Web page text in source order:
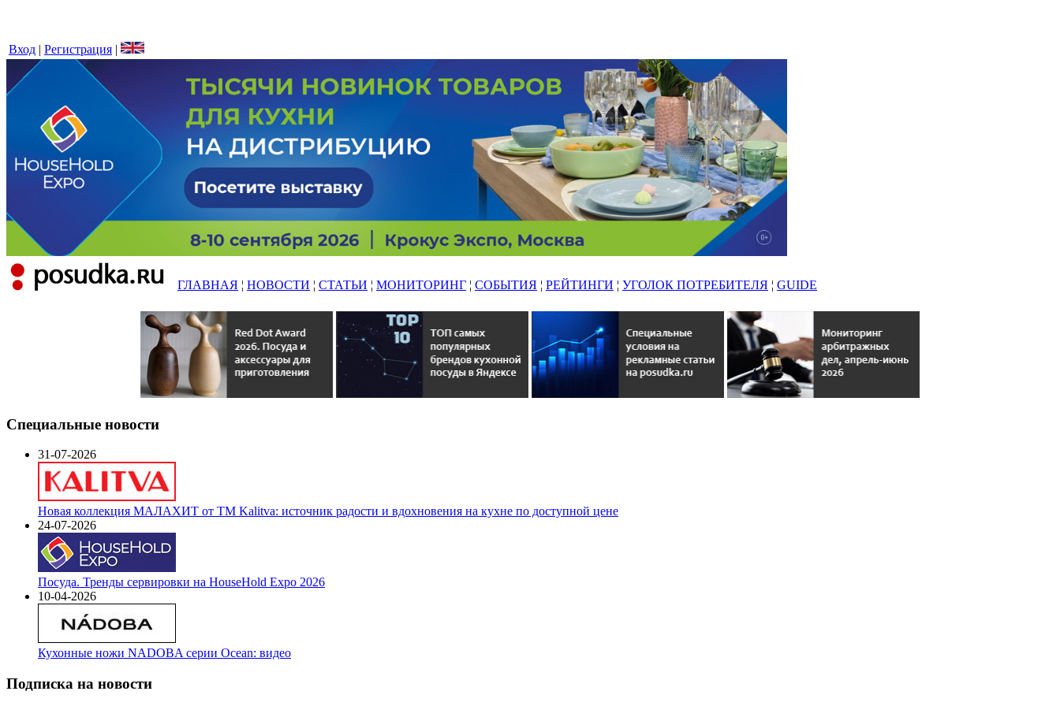
Вход | Регистрация |
ГЛАВНАЯ ¦ НОВОСТИ ¦ СТАТЬИ ¦ МОНИТОРИНГ ¦ СОБЫТИЯ ¦ РЕЙТИНГИ ¦ УГОЛОК ПОТРЕБИТЕЛЯ ¦ GUIDE
Специальные новости
31-07-2026
Новая коллекция МАЛАХИТ от ТМ Kalitva: источник радости и вдохновения на кухне по доступной цене
24-07-2026
Посуда. Тренды сервировки на HouseHold Expo 2026
10-04-2026
Кухонные ножи NADOBA серии Ocean: видео
Подписка на новости